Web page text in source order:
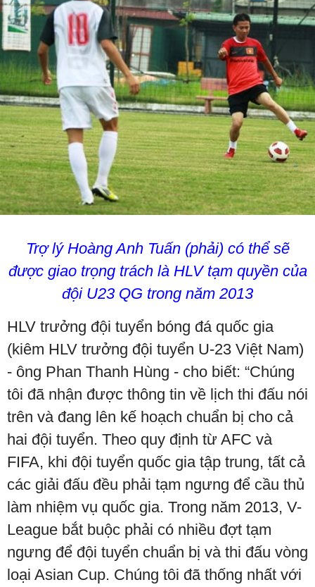
Trợ lý Hoàng Anh Tuấn (phải) có thể sẽ
được giao trọng trách là HLV tạm quyền của
đội U23 QG trong năm 2013
HLV trưởng đội tuyển bóng đá quốc gia
(kiêm HLV trưởng đội tuyển U-23 Việt Nam)
- ông Phan Thanh Hùng - cho biết: “Chúng
tôi đã nhận được thông tin về lịch thi đấu nói
trên và đang lên kế hoạch chuẩn bị cho cả
hai đội tuyển. Theo quy định từ AFC và
FIFA, khi đội tuyển quốc gia tập trung, tất cả
các giải đấu đều phải tạm ngưng để cầu thủ
làm nhiệm vụ quốc gia. Trong năm 2013, V-
League bắt buộc phải có nhiều đợt tạm
ngưng để đội tuyển chuẩn bị và thi đấu vòng
loại Asian Cup. Chúng tôi đã thống nhất với